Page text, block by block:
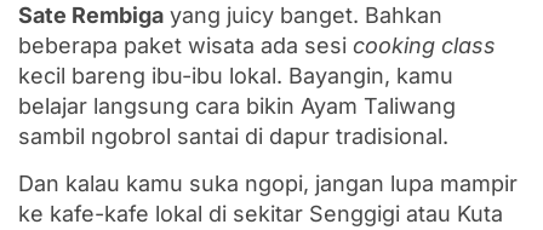
Sate Rembiga yang juicy banget. Bahkan
beberapa paket wisata ada sesi cooking class
kecil bareng ibu-ibu lokal. Bayangin, kamu
belajar langsung cara bikin Ayam Taliwang
sambil ngobrol santai di dapur tradisional.
Dan kalau kamu suka ngopi, jangan lupa mampir
ke kafe-kafe lokal di sekitar Senggigi atau Kuta